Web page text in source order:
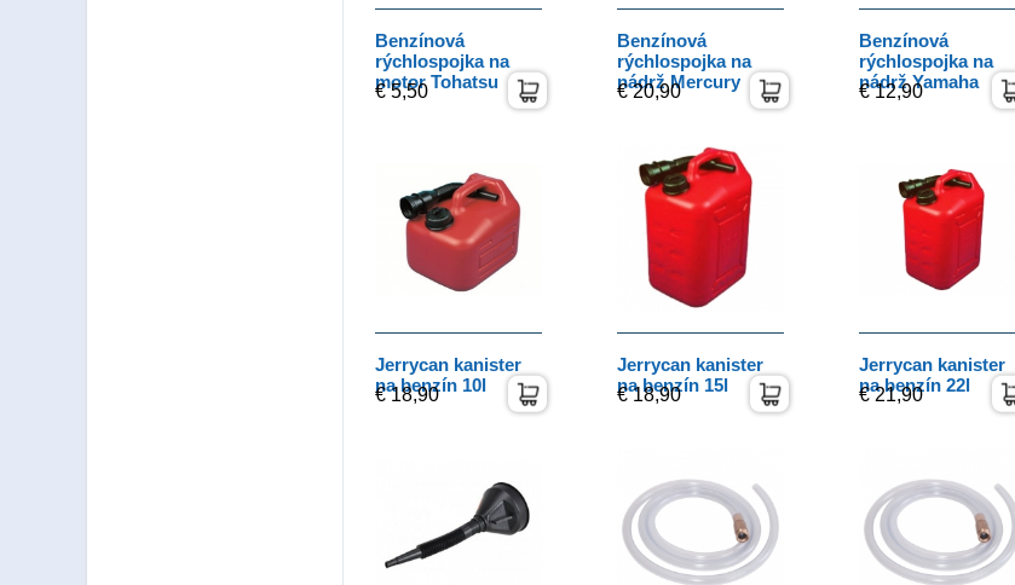
Benzínová
rýchlospojka na
motor Tohatsu
€ 5,50
Benzínová
rýchlospojka na
nádrž Mercury
€ 20,90
Benzínová
rýchlospojka na
nádrž Yamaha
€ 12,90
Jerrycan kanister
na benzín 10l
€ 18,90
Jerrycan kanister
na benzín 15l
€ 18,90
Jerrycan kanister
na benzín 22l
€ 21,90